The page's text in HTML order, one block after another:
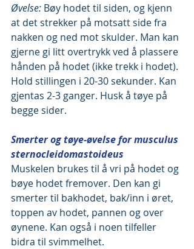
Øvelse: Bøy hodet til siden, og kjenn
at det strekker på motsatt side fra
nakken og ned mot skulder. Man kan
gjerne gi litt overtrykk ved å plassere
hånden på hodet (ikke trekk i hodet).
Hold stillingen i 20-30 sekunder. Kan
gjentas 2-3 ganger. Husk å tøye på
begge sider.
Smerter og tøye-øvelse for musculus
sternocleidomastoideus
Muskelen brukes til å vri på hodet og
bøye hodet fremover. Den kan gi
smerter til bakhodet, bak/inn i øret,
toppen av hodet, pannen og over
øynene. Kan også i noen tilfeller
bidra til svimmelhet.